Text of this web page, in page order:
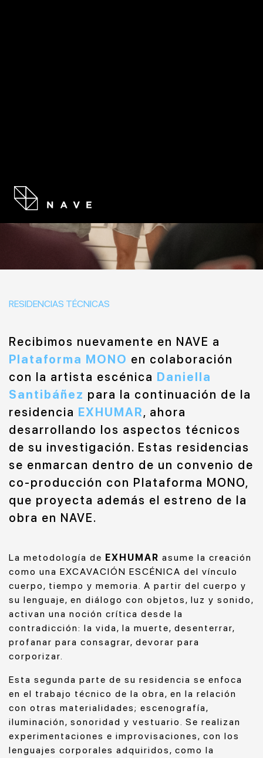
Compartir
RESIDENCIAS TÉCNICAS
Recibimos nuevamente en NAVE a
Plataforma MONO en colaboración
con la artista escénica Daniella
Santibáñez para la continuación de la
residencia EXHUMAR, ahora
desarrollando los aspectos técnicos
de su investigación. Estas residencias
se enmarcan dentro de un convenio de
co-producción con Plataforma MONO,
que proyecta además el estreno de la
obra en NAVE.
La metodología de EXHUMAR asume la creación
como una EXCAVACIÓN ESCÉNICA del vínculo
cuerpo, tiempo y memoria. A partir del cuerpo y
su lenguaje, en diálogo con objetos, luz y sonido,
activan una noción crítica desde la
contradicción: la vida, la muerte, desenterrar,
profanar para consagrar, devorar para
corporizar.
Esta segunda parte de su residencia se enfoca
en el trabajo técnico de la obra, en la relación
con otras materialidades; escenografía,
iluminación, sonoridad y vestuario. Se realizan
experimentaciones e improvisaciones, con los
lenguajes corporales adquiridos, como la